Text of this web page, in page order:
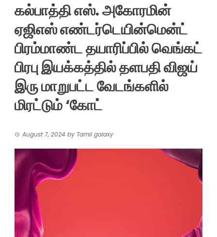
கல்பாத்தி எஸ். அகோரமின்
ஏஜிஎஸ் எண்டர்டெயின்மென்ட்
பிரம்மாண்ட தயாரிப்பில் வெங்கட்
பிரபு இயக்கத்தில் தளபதி விஜய்
இரு மாறுபட்ட வேடங்களில்
மிரட்டும் ‘கோட்
August 7, 2024 by Tamil galaxy